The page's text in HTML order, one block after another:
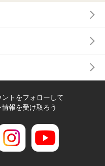
トをフォローして
報を受け取ろう